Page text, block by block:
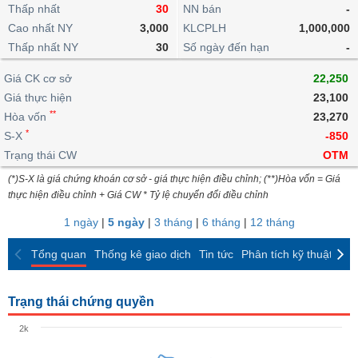
lỗ
dịch
nội
Niên
giám
Tài
liệu
cổ
Định
giá
ngoài
doanh
Top
cổ
phiếu
ngành
giao
dịch
dịch
Chứng
quyền
quan
Thống
giao
dịch
Thống
giao
dịch
Tin
tức
Phân
tích
kỹ
thuật
trực
tuyến
Bộ
lọc
cổ
So
sánh
Báo
cáo
Vĩ
mô
lai
Chứng
quyền
Trái
phiếu
IR
Awards
tạo
Dịch
vụ
Thấp nhất
30
Cao nhất NY
3,000
Thấp nhất NY
30
NN bán
-
KLCPLH
1,000,000
Số ngày đến hạn
-
Giá CK cơ sở
22,250
Giá thực hiện
23,100
Hòa vốn **
23,270
S-X *
-850
Trạng thái CW
OTM
(*)S-X là giá chứng khoán cơ sở - giá thực hiện điều chỉnh; (**)Hòa vốn = Giá
thực hiện điều chỉnh + Giá CW * Tỷ lệ chuyển đổi điều chỉnh
1 ngày| 5 ngày| 3 tháng | 6 tháng | 12 tháng
Tổng quan Thống kê giao dịch Tin tức Phân tích kỹ thuật
Trạng thái chứng quyền
2k
BẤT
ĐỘNG
SẢN
TÀI
CHÍNH
HÀNG
KINH